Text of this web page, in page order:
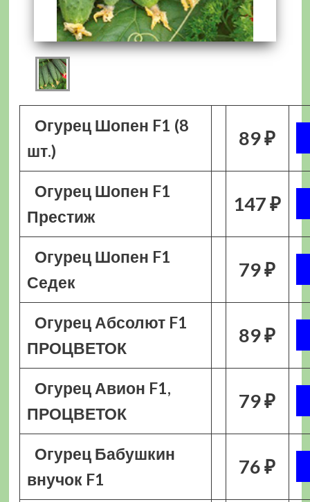
Огурец Шопен F1 (8
шт.)
89 ₽
Огурец Шопен F1
Престиж
147 ₽
Огурец Шопен F1
Седек
79 ₽
Огурец Абсолют F1
ПРОЦВЕТОК
89 ₽
Огурец Авион F1,
ПРОЦВЕТОК
79 ₽
Огурец Бабушкин
внучок F1
76 ₽